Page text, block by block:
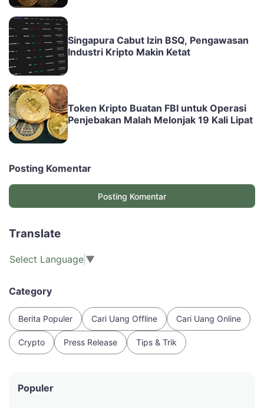
Singapura Cabut Izin BSQ, Pengawasan
Industri Kripto Makin Ketat
Token Kripto Buatan FBI untuk Operasi
Penjebakan Malah Melonjak 19 Kali Lipat
Posting Komentar
Posting Komentar
Translate
Select Language ▼
Category
Berita Populer Cari Uang Offline Cari Uang Online
Crypto Press Release Tips & Trik
Populer